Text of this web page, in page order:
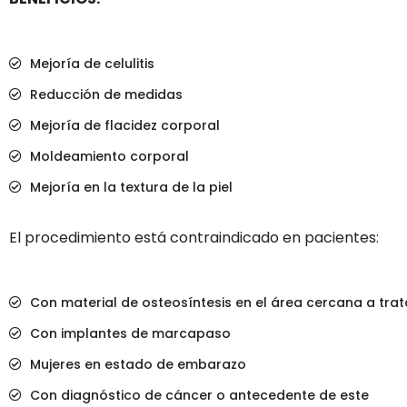
Mejoría de celulitis
Reducción de medidas
Mejoría de flacidez corporal
Moldeamiento corporal
Mejoría en la textura de la piel
El procedimiento está contraindicado en pacientes:
Con material de osteosíntesis en el área cercana a
Con implantes de marcapaso
Mujeres en estado de embarazo
Con diagnóstico de cáncer o antecedente de este